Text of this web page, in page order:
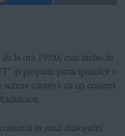
la ora 19:00, este inclus în
și propune participanților o
creativă cu un concert
în jurul dialogului